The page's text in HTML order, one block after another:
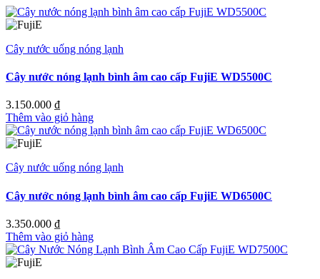
Cây nước uống nóng lạnh
Cây nước nóng lạnh bình âm cao cấp FujiE WD5500C
3.150.000 ₫
Thêm vào giỏ hàng
Cây nước uống nóng lạnh
Cây nước nóng lạnh bình âm cao cấp FujiE WD6500C
3.350.000 ₫
Thêm vào giỏ hàng